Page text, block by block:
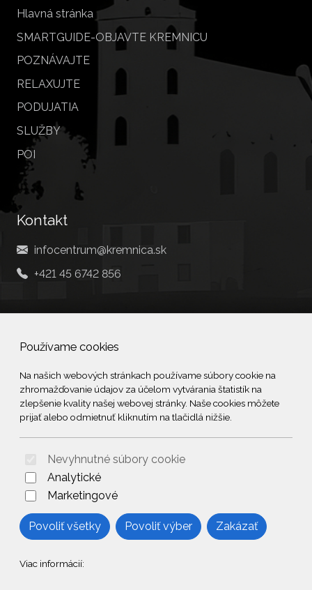
Používame cookies
Na našich webových stránkach používame súbory cookie na
zhromažďovanie údajov za účelom vytvárania štatistík na
zlepšenie kvality našej webovej stránky. Naše cookies môžete
prijať alebo odmietnuť kliknutím na tlačidlá nižšie.
Nevyhnutné súbory cookie
Analytické
Marketingové
Povoliť všetky Povoliť výber Zakázať
Viac informácií:
Hlavná stránka
SMARTGUIDE-OBJAVTE KREMNICU
POZNÁVAJTE
RELAXUJTE
PODUJATIA
SLUŽBY
POI
Kontakt
infocentrum@kremnica.sk
+421 45 6742 856
Social
Facebook
© 2026 Arrabella s.r.o., mayabella s.r.o., Všetky práva vyhradené.
Hosting: - Web: